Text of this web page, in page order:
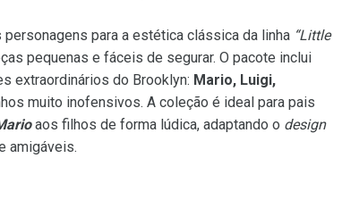
para a estética clássica da linha “Little
pequenas e fáceis de segurar. O pacote inclui
extraordinários do Brooklyn: Mario, Luigi,
muito inofensivos. A coleção é ideal para pais
aos filhos de forma lúdica, adaptando o design
amigáveis.